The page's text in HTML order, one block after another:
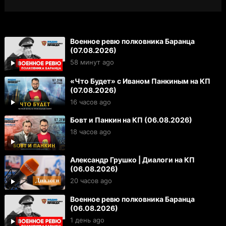
Военное ревю полковника Баранца
(07.08.2026)
58 минут ago
«Что Будет» с Иваном Панкиным на КП
(07.08.2026)
16 часов ago
Бовт и Панкин на КП (06.08.2026)
18 часов ago
Александр Грушко | Диалоги на КП
(06.08.2026)
20 часов ago
Военное ревю полковника Баранца
(06.08.2026)
1 день ago